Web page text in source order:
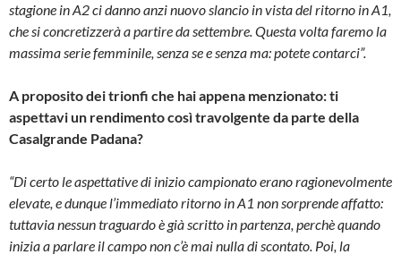
stagione in A2 ci danno anzi nuovo slancio in vista del ritorno in A1,
che si concretizzerà a partire da settembre. Questa volta faremo la
massima serie femminile, senza se e senza ma: potete contarci”.
A proposito dei trionfi che hai appena menzionato: ti
aspettavi un rendimento così travolgente da parte della
Casalgrande Padana?
“Di certo le aspettative di inizio campionato erano ragionevolmente
elevate, e dunque l’immediato ritorno in A1 non sorprende affatto:
tuttavia nessun traguardo è già scritto in partenza, perchè quando
inizia a parlare il campo non c’è mai nulla di scontato. Poi, la